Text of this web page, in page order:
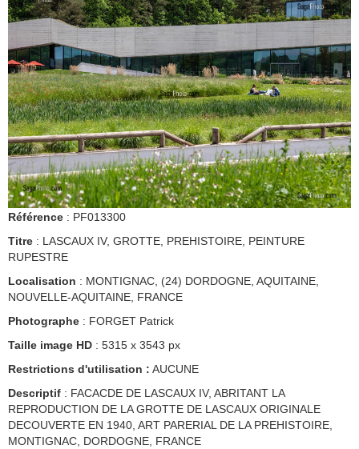
Référence : PF013300
Titre : LASCAUX IV, GROTTE, PREHISTOIRE, PEINTURE
RUPESTRE
Localisation : MONTIGNAC, (24) DORDOGNE, AQUITAINE,
NOUVELLE-AQUITAINE, FRANCE
Photographe : FORGET Patrick
Taille image HD : 5315 x 3543 px
Restrictions d'utilisation : AUCUNE
Descriptif : FACACDE DE LASCAUX IV, ABRITANT LA
REPRODUCTION DE LA GROTTE DE LASCAUX ORIGINALE
DECOUVERTE EN 1940, ART PARERIAL DE LA PREHISTOIRE,
MONTIGNAC, DORDOGNE, FRANCE